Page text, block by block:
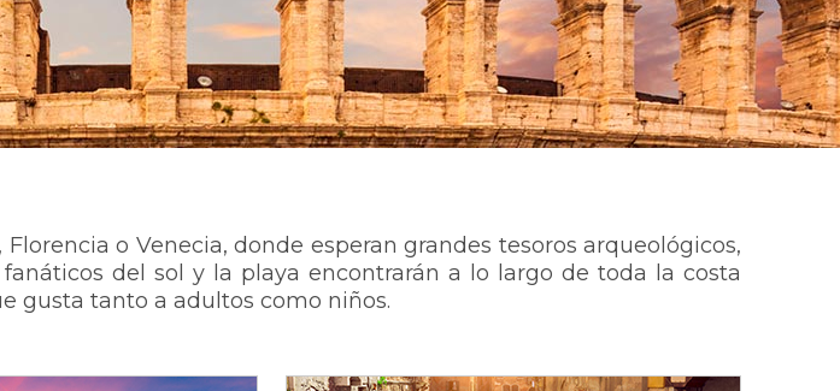
o Venecia, donde esperan grandes tesoros arqueológicos,
del sol y la playa encontrarán a lo largo de toda la costa
gusta tanto a adultos como niños.